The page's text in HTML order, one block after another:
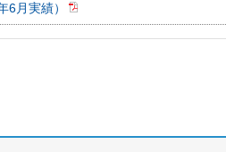
6月実績）